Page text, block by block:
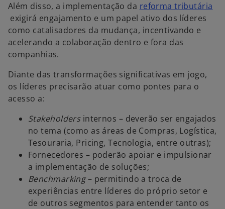
Além disso, a implementação da reforma tributária
a
b
r
e
m
u
m
exigirá engajamento e um papel ativo dos líderes
como catalisadores da mudança, incentivando e
acelerando a colaboração dentro e fora das
companhias.
Diante das transformações significativas em jogo,
os líderes precisarão atuar como pontes para o
acesso a:
Stakeholdersinternos – deverão ser engajados
no tema (como as áreas de Compras, Logística,
Tesouraria, Pricing, Tecnologia, entre outras);
Fornecedores – poderão apoiar e impulsionar
a implementação de soluções;
Benchmarking– permitindo a troca de
experiências entre líderes do próprio setor e
de outros segmentos para entender tanto os